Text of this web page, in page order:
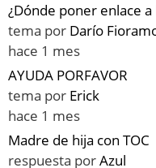
¿Dónde poner enlace
tema por Darío
hace 1 mes
AYUDA PORFAVOR
tema por Erick
hace 1 mes
Madre de hija con TOC
respuesta porAzul